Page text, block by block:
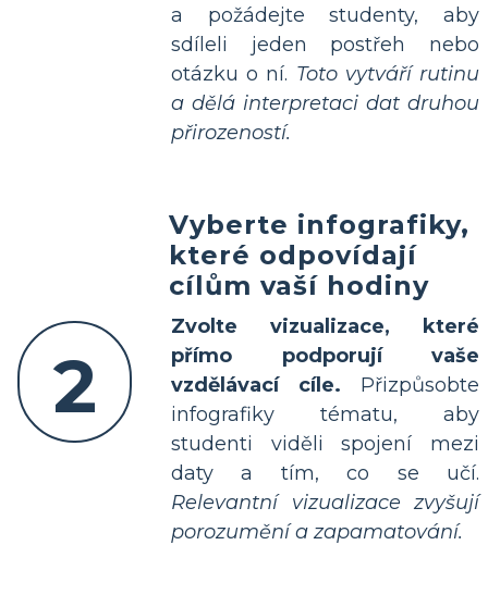
a požádejte studenty, aby
sdíleli jeden postřeh nebo
otázku o ní. Toto vytváří rutinu
a dělá interpretaci dat druhou
přirozeností.
2
Vyberte infografiky,
které odpovídají
cílům vaší hodiny
Zvolte vizualizace, které
přímo podporují vaše
vzdělávací cíle. Přizpůsobte
infografiky tématu, aby
studenti viděli spojení mezi
daty a tím, co se učí.
Relevantní vizualizace zvyšují
porozumění a zapamatování.